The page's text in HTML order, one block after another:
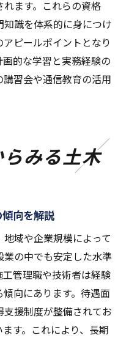
ます。これらの資格
識を体系的に身につけ
ピールポイントとなり
的な学習と実務経験の
習会や通信教育の活用
みる土木
向を解説
域や企業規模によって
の中でも安定した水準
管理職や技術者は経験
向にあります。待遇面
援制度が整備されてお
す。これにより、長期